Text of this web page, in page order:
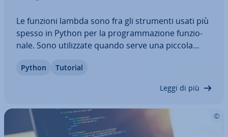
Le funzioni lambda sono fra gli strumenti usati più
spesso in Python per la pro­gram­ma­zio­ne fun­zio­
na­le. Sono uti­liz­za­te quando serve una piccola
pren­sio­ni svolgono molte delle ap­pli­ca­zio­ni delle
Python Tutorial
Leggi di più